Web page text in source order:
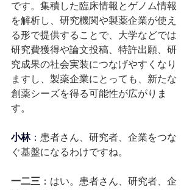
です。集積した臨床情報とゲノム情報
を解析し、研究機関や製薬企業が使え
る形で提供することで、大学などでは
研究費獲得や論文投稿、特許出願、研
究成果の社会実装につなげやすくなり
ますし、製薬企業にとっても、新たな
創薬シーズを得る可能性が広がりま
す。
小林： 患者さん、研究者、企業をつな
ぐ基盤になるわけですね。
一二三 ： はい。患者さん、研究者、企